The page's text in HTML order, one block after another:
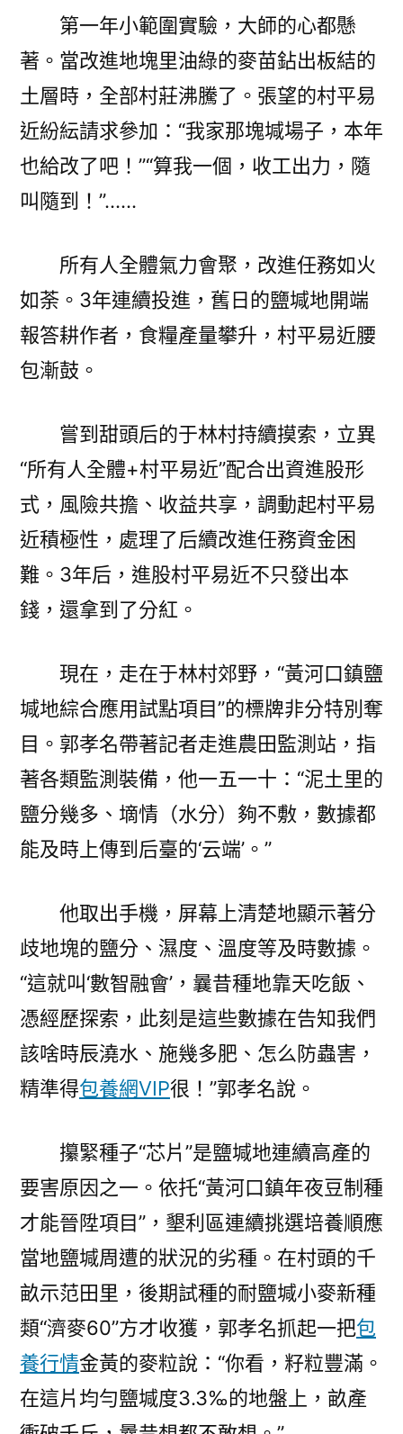
第一年小範圍實驗，大師的心都懸
著。當改進地塊里油綠的麥苗鉆出板結的
土層時，全部村莊沸騰了。張望的村平易
近紛紜請求參加：“我家那塊堿場子，本年
也給改了吧！”“算我一個，收工出力，隨
叫隨到！”……
所有人全體氣力會聚，改進任務如火
如荼。3年連續投進，舊日的鹽堿地開端
報答耕作者，食糧產量攀升，村平易近腰
包漸鼓。
嘗到甜頭后的于林村持續摸索，立異
“所有人全體+村平易近”配合出資進股形
式，風險共擔、收益共享，調動起村平易
近積極性，處理了后續改進任務資金困
難。3年后，進股村平易近不只發出本
錢，還拿到了分紅。
現在，走在于林村郊野，“黃河口鎮鹽
堿地綜合應用試點項目”的標牌非分特別奪
目。郭孝名帶著記者走進農田監測站，指
著各類監測裝備，他一五一十：“泥土里的
鹽分幾多、墑情（水分）夠不敷，數據都
能及時上傳到后臺的‘云端’。”
他取出手機，屏幕上清楚地顯示著分
歧地塊的鹽分、濕度、溫度等及時數據。
“這就叫‘數智融會’，曩昔種地靠天吃飯、
憑經歷探索，此刻是這些數據在告知我們
該啥時辰澆水、施幾多肥、怎么防蟲害，
精準得包養網VIP很！”郭孝名說。
攥緊種子“芯片”是鹽堿地連續高產的
要害原因之一。依托“黃河口鎮年夜豆制種
才能晉陞項目”，墾利區連續挑選培養順應
當地鹽堿周遭的狀況的劣種。在村頭的千
畝示范田里，後期試種的耐鹽堿小麥新種
類“濟麥60”方才收獲，郭孝名抓起一把包
養行情金黃的麥粒說：“你看，籽粒豐滿。
在這片均勻鹽堿度3.3‰的地盤上，畝產